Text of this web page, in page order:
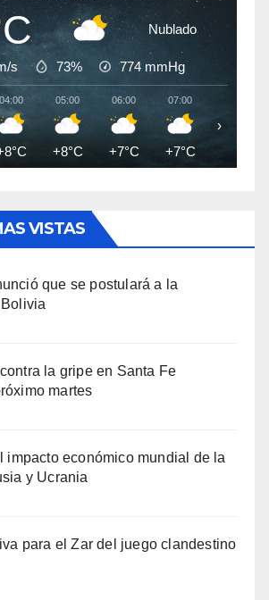
Nublado
s 73% 774 mmHg
04:00 05:00
+8°C
06:00
+7°C
07:00
+7°C +7°C
›
VISTAS
que se postulará a la
la gripe en Santa Fe
martes
impacto económico mundial de la
y Ucrania
para el Zar del juego clandestino